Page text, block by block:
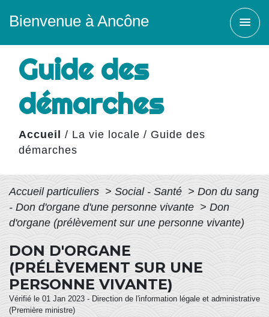
Bienvenue à Ancône menu
Guide des
démarches
Accueil / La vie locale / Guide des
démarches
Accueil particuliers > Social - Santé > Don du sang
- Don d'organe d'une personne vivante > Don
d'organe (prélèvement sur une personne vivante)
DON D'ORGANE
(PRÉLÈVEMENT SUR UNE
PERSONNE VIVANTE)
Vérifié le 01 Jan 2023 - Direction de l'information légale et administrative
(Première ministre)